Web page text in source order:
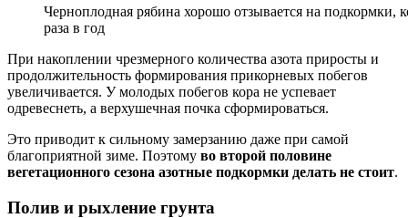
Черноплодная рябина хорошо отзывается на подкормки,
раза в год
При накоплении чрезмерного количества азота приросты и
продолжительность формирования прикорневых побегов
увеличивается. У молодых побегов кора не успевает
одревеснеть, а верхушечная почка сформироваться.
Это приводит к сильному замерзанию даже при самой
благоприятной зиме. Поэтому во второй половине
вегетационного сезона азотные подкормки делать не стоит.
Полив и рыхление грунта